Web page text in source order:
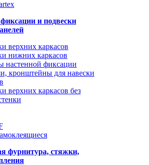
и подвески
верхних каркасов
нижних каркасов
настенной фиксации
кронштейны для навески
верхних каркасов без
фурнитура, стяжки,